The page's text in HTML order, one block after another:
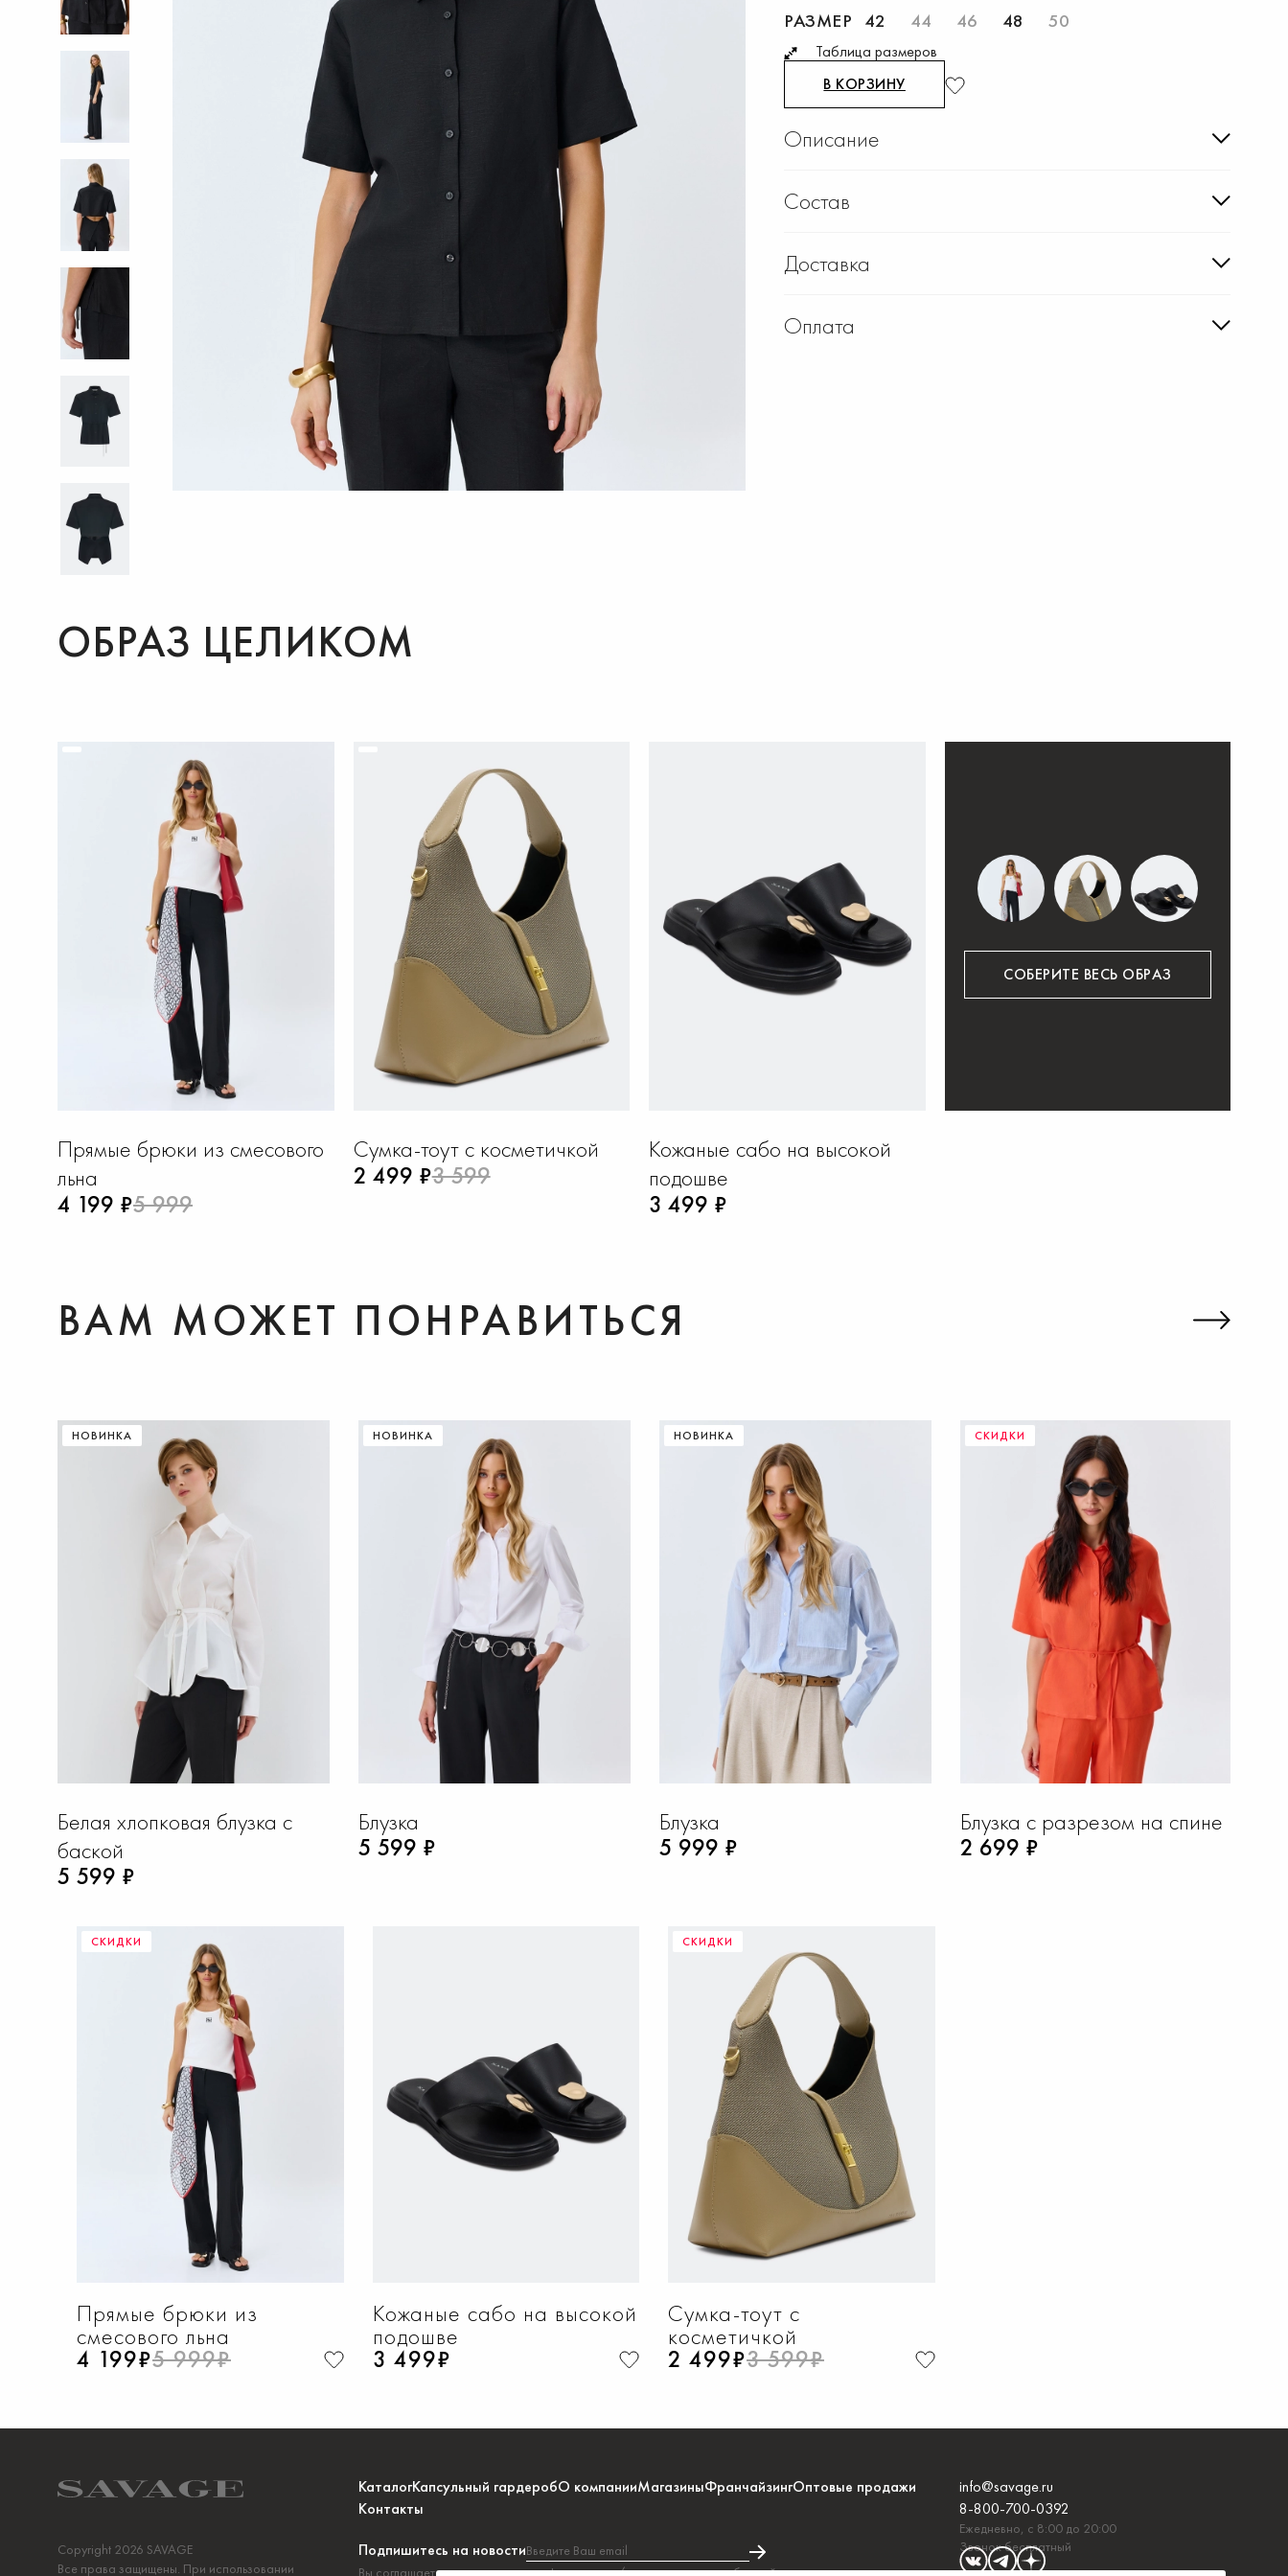
РАЗМЕР 42 44 46 48 50
Таблица размеров
В КОРЗИНУ
Описание
Состав
Доставка
Оплата
ОБРАЗ ЦЕЛИКОМ
ДОБАВИТЬ В КОРЗИНУ
46
Прямые брюки из смесового
льна
4 199 ₽5 999
ДОБАВИТЬ В КОРЗИНУ
One
Сумка-тоут с косметичкой
2 499 ₽3 599
ДОБАВИТЬ В КОРЗИНУ
38
Кожаные сабо на высокой
подошве
3 499 ₽
СОБЕРИТЕ ВЕСЬ ОБРАЗ
ВАМ МОЖЕТ ПОНРАВИТЬСЯ
НОВИНКА
Белая хлопковая блузка с
баской
5 599 ₽
НОВИНКА
Блузка
5 599 ₽
НОВИНКА
Блузка
5 999 ₽
СКИДКИ
Блузка с разрезом на спине
2 699 ₽
СКИДКИ
Прямые брюки из
смесового льна
4 199₽5 999₽
Кожаные сабо на высокой
подошве
3 499₽
СКИДКИ
Сумка-тоут с
косметичкой
2 499₽3 599₽
Copyright 2026 SAVAGE
Все права защищены. При использовании
КаталогКапсульный гардеробО компанииМагазиныФранчайзингОптовые продажи
Контакты
Подпишитесь на новостиВведите Ваш email
Вы соглашаетесь на получение информации и/или рекламных сообщений в соответствии с
info@savage.ru
8-800-700-0392
Ежедневно, с 8:00 до 20:00
Звонок бесплатный